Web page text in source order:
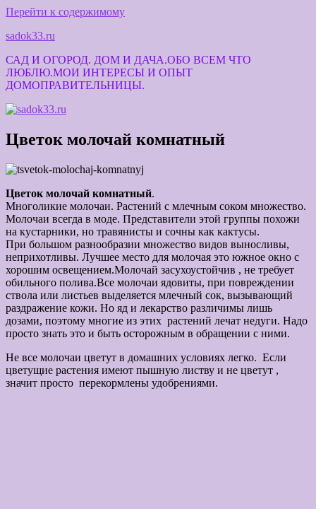
Перейти к содержимому
sadok33.ru
САД И ОГОРОД. ДОМ И ДАЧА.ОБО ВСЕМ ЧТО
ЛЮБЛЮ.МОИ ИНТЕРЕСЫ И ОПЫТ
ДОМОПРАВИТЕЛЬНИЦЫ.
Цветок молочай комнатный
Цветок молочай комнатный.
Многоликие молочаи. Растений с млечным соком множество.
Молочаи всегда в моде. Представители этой группы похожи
на кустарники, но травянисты и сочны как кактусы.
При большом разнообразии множество видов выносливы,
неприхотливы. Лучшее место для молочая это южное окно с
хорошим освещением.Молочай засухоустойчив , не требует
обильного полива.Все молочаи ядовиты, при повреждении
ствола или листьев выделяется млечный сок, вызывающий
раздражение кожи. Но яд и лекарство различимы лишь
дозами, поэтому многие из этих растений лечат недуги. Надо
просто знать это и быть осторожным в обращении с ними.
Не все молочаи цветут в домашних условиях легко. Если
цветущие растения имеют пышную листву и не цветут ,
значит просто перекормлены удобрениями.